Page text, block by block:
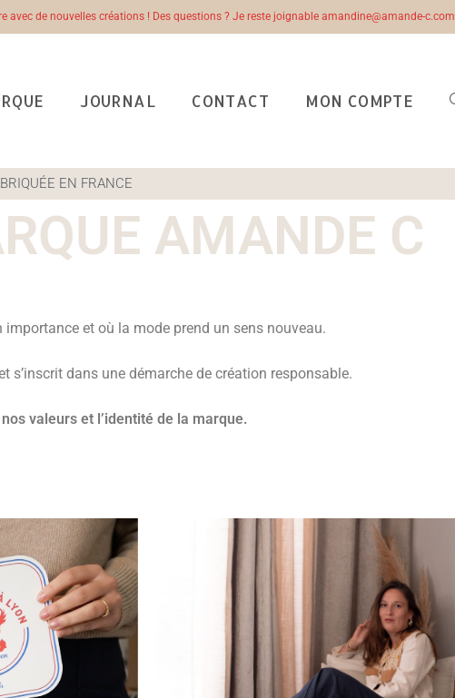
avec de nouvelles créations ! Des questions ? Je reste joignable amandine@amande-c.com
JOURNAL CONTACT MON COMPTE
EN FRANCE
AMANDE C​
et où la mode prend un sens nouveau.
s’inscrit dans une démarche de création responsable.
valeurs et l’identité de la marque.